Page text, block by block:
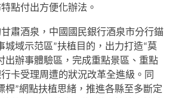
點付出方便化辦法。
肅酒泉，中國國民銀行酒泉市分行錨
城域示范區”扶植目的，出力打造“莫
出辦事體驗區，完成重點景區、重點
卡受理周遭的狀況改革全進級。同
桿”網點扶植思緒，推進各縣至多斷定